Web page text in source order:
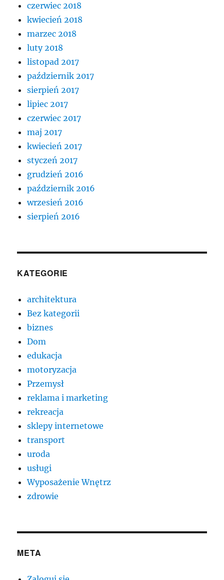
czerwiec 2018
kwiecień 2018
marzec 2018
luty 2018
listopad 2017
październik 2017
sierpień 2017
lipiec 2017
czerwiec 2017
maj 2017
kwiecień 2017
styczeń 2017
grudzień 2016
październik 2016
wrzesień 2016
sierpień 2016
KATEGORIE
architektura
Bez kategorii
biznes
Dom
edukacja
motoryzacja
Przemysł
reklama i marketing
rekreacja
sklepy internetowe
transport
uroda
usługi
Wyposażenie Wnętrz
zdrowie
META